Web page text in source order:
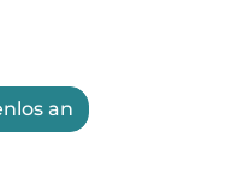
an